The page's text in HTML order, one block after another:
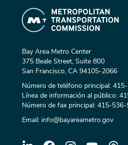
Bay Area Metro Center
375 Beale Street, Suite 800
San Francisco, CA 94105-2066
Número de teléfono principal:
Línea de información al público:
Número de fax principal: 415-536-
Email: info@bayareametro.gov